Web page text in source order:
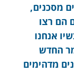
מסכנים,
הם רצו
אנחנו
החדש
מדהימים